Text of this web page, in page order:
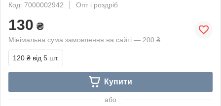
Код: 7000002942
Опт і роздріб
130 ₴
Мінімальна сума замовлення на сайті — 200 ₴
120 ₴ від 5 шт.
Купити
або